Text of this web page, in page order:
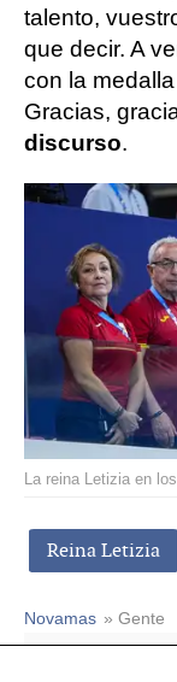
talento,
que decir. A
con la
Gracias,
discurso.
La reina Letizia en
Reina Letizia
Novamas » Gente